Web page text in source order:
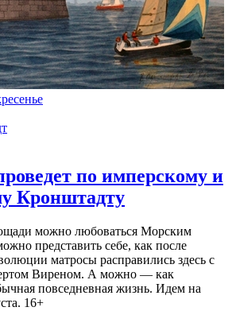
по имперскому и
Кронштадту
можно любоваться Морским
представить себе, как после
матросы расправились здесь с
Виреном. А можно — как
повседневная жизнь. Идем на
16+